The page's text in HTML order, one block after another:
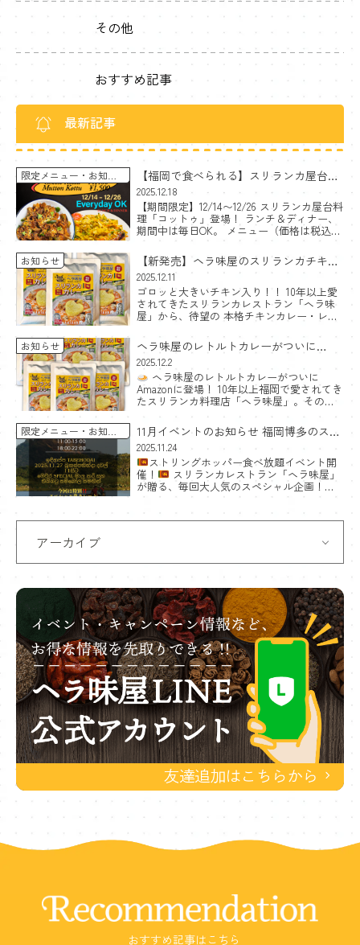
その他
おすすめ記事
最新記事
限定メニュー
お知ら
【福岡で食べられる】スリランカ屋台料
理コットゥ｜チーズ＆マトン〈期間限
定〉
2025.12.18
【期間限定】12/14〜12/26 スリランカ屋台料
理「コットゥ」登場！ ランチ＆ディナー、
期間中は毎日OK。 メニュー（価格は税込）
チーズコットゥ（Cheese Kottu）｜1,400円
スパイスの香り×チーズのコ […]
お知らせ
【新発売】ヘラ味屋のスリランカチキン
カレー
レトルトセットをAmazonで出品開始！
2025.12.11
ゴロッと大きいチキン入り！！ 10年以上愛
されてきたスリランカレストラン「ヘラ味
屋」から、待望の 本格チキンカレー・レト
ロッと大きいチキンが2個入り レストランの
味そのまま 化 […]
お知らせ
ヘラ味屋のレトルトカレーがついに
Amazonに登場！
2025.12.2
ヘラ味屋のレトルトカレーがついに
Amazonに登場！ 10年以上福岡で愛されてき
たスリランカ料理店「ヘラ味屋」。その大
ーとしてAmazonで購入できるようになりま
した。 お店その […]
限定メニュー
お知ら
せ
11月イベントのお知らせ 福岡博多のスリ
ランカ料理食べ放題
2025.11.24
ストリングホッパー食べ放題イベント開
催！ スリランカレストラン「ヘラ味屋」
が贈る、毎回大人気のスペシャル企画！
2025年11月27日（木）に、期間限定のストリ
ングホッパー食べ放題イベントを開催しま
す！ ス […]
Recommendation
おすすめ記事はこちら